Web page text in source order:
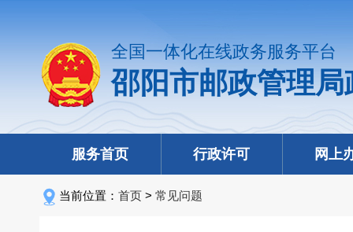
全国一体化在线政务服务平台
邵阳市邮政管理
服务首页 行政许可 网上
当前位置： 首页 > 常见问题